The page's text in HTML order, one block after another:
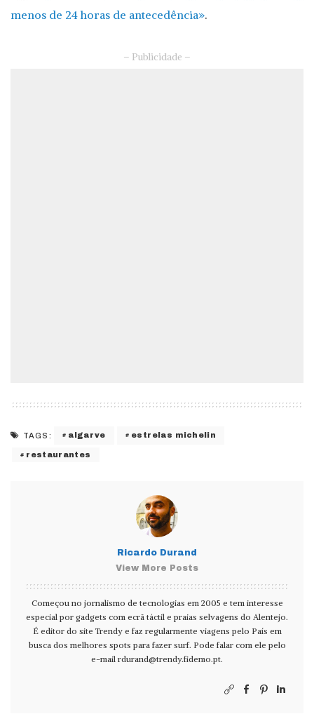
menos de 24 horas de antecedência».
– Publicidade –
TAGS: algarve estrelas michelin
restaurantes
Ricardo Durand
View More Posts
Começou no jornalismo de tecnologias em 2005 e tem interesse
especial por gadgets com ecrã táctil e praias selvagens do Alentejo.
É editor do site Trendy e faz regularmente viagens pelo País em
busca dos melhores spots para fazer surf. Pode falar com ele pelo
e-mail rdurand@trendy.fidemo.pt.